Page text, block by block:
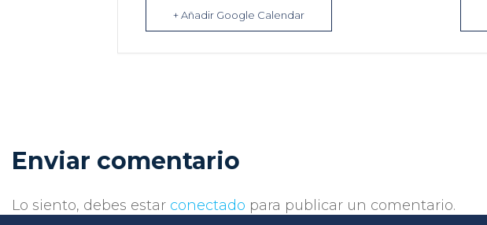
+ Añadir Google Calendar
Enviar comentario
Lo siento, debes estar conectado para publicar un comentario.